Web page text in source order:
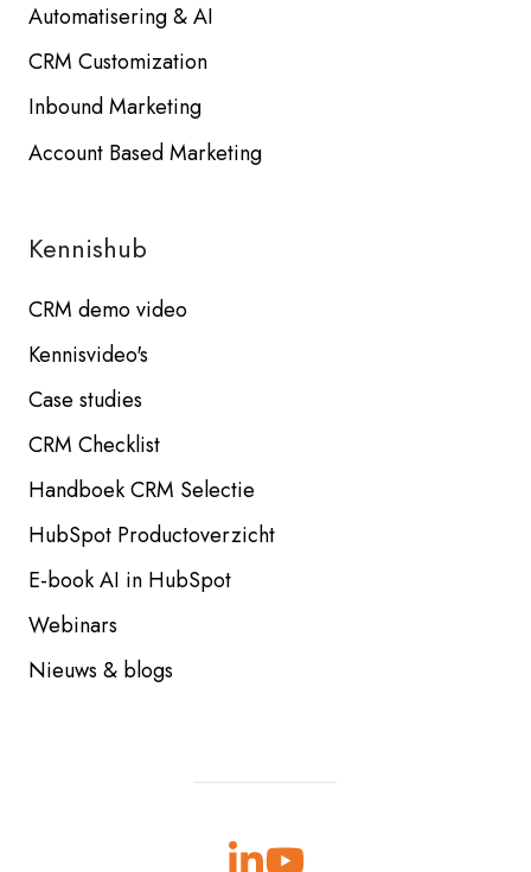
Automatisering & AI
CRM Customization
Inbound Marketing
Account Based Marketing
Kennishub
CRM demo video
Kennisvideo's
Case studies
CRM Checklist
Handboek CRM Selectie
HubSpot Productoverzicht
E-book AI in HubSpot
Webinars
Nieuws & blogs